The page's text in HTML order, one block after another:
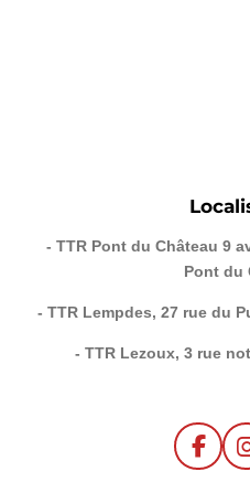
- TTR Pont du Château 9
Pont du
- TTR Lempdes, 27 rue du
- TTR Lezoux, 3 rue
F
I